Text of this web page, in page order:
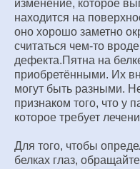
изменение, которое
находится на
оно хорошо заметно
считаться чем-то
дефекта.Пятна на
приобретёнными. Их
могут быть разными.
признаком того, что у
которое требует
Для того, чтобы
белках глаз,